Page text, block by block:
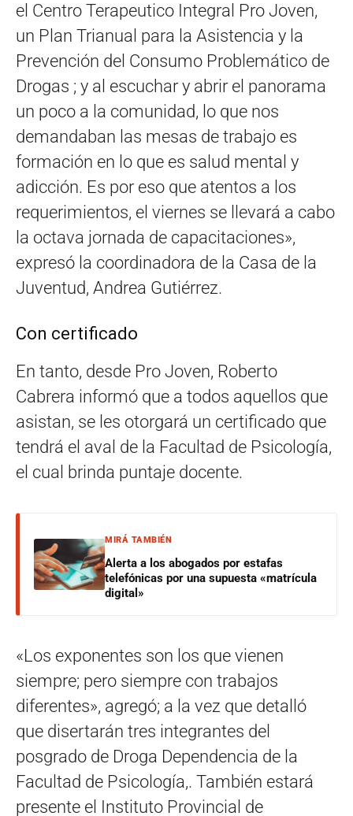
el Centro Terapeutico Integral Pro Joven,
un Plan Trianual para la Asistencia y la
Prevención del Consumo Problemático de
Drogas ; y al escuchar y abrir el panorama
un poco a la comunidad, lo que nos
demandaban las mesas de trabajo es
formación en lo que es salud mental y
adicción. Es por eso que atentos a los
requerimientos, el viernes se llevará a cabo
la octava jornada de capacitaciones»,
expresó la coordinadora de la Casa de la
Juventud, Andrea Gutiérrez.
Con certificado
En tanto, desde Pro Joven, Roberto
Cabrera informó que a todos aquellos que
asistan, se les otorgará un certificado que
tendrá el aval de la Facultad de Psicología,
el cual brinda puntaje docente.
MIRÁ TAMBIÉN
Alerta a los abogados por estafas
telefónicas por una supuesta «matrícula
digital»
«Los exponentes son los que vienen
siempre; pero siempre con trabajos
diferentes», agregó; a la vez que detalló
que disertarán tres integrantes del
posgrado de Droga Dependencia de la
Facultad de Psicología,. También estará
presente el Instituto Provincial de